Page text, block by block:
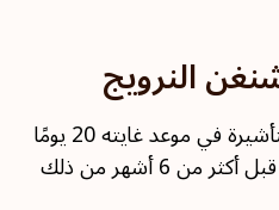
النرويج
يجب أن يتم تقديم طلبات التأشيرة في موعد غايته 20 يومًا
قبل تاريخ السفر، ولكن ليس قبل أكثر من 6 أشهر من ذلك